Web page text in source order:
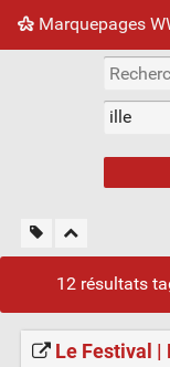
Marquepages
Nuage de tags
12 résultats
Le Festival |